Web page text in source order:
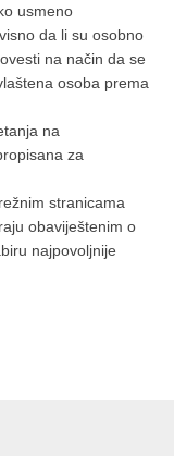
usmeno
da li su osobno
na način da se
osoba prema
na
za
stranicama
obaviještenim o
najpovoljnije